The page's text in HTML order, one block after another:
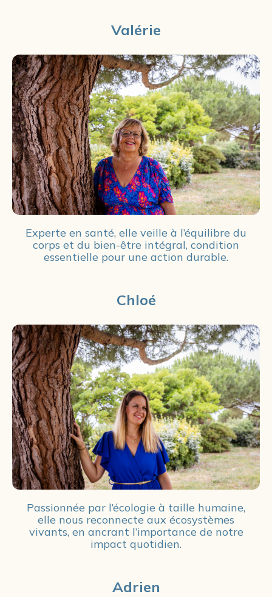
Valérie
Experte en santé, elle veille à l’équilibre du
corps et du bien-être intégral, condition
essentielle pour une action durable.
Chloé
Passionnée par l’écologie à taille humaine,
elle nous reconnecte aux écosystèmes
vivants, en ancrant l’importance de notre
impact quotidien.
Adrien